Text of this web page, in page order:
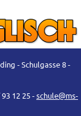
- Schulgasse 8 -
12 25 -schule@ms-